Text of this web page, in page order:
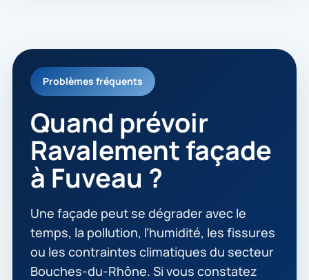
Problèmes fréquents
Quand prévoir
Ravalement façade
à Fuveau ?
Une façade peut se dégrader avec le
temps, la pollution, l’humidité, les fissures
ou les contraintes climatiques du secteur
Bouches-du-Rhône. Si vous constatez